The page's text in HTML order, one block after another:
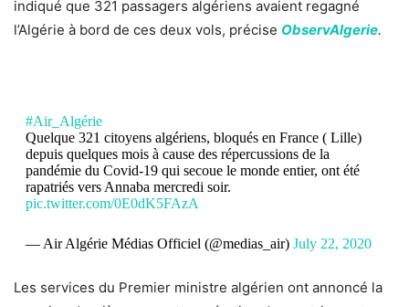
indiqué que 321 passagers algériens avaient regagné
l’Algérie à bord de ces deux vols, précise ObservAlgerie.
#Air_Algérie
Quelque 321 citoyens algériens, bloqués en France ( Lille)
depuis quelques mois à cause des répercussions de la
pandémie du Covid-19 qui secoue le monde entier, ont été
rapatriés vers Annaba mercredi soir.
pic.twitter.com/0E0dK5FAzA
— Air Algérie Médias Officiel (@medias_air) July 22, 2020
Les services du Premier ministre algérien ont annoncé la